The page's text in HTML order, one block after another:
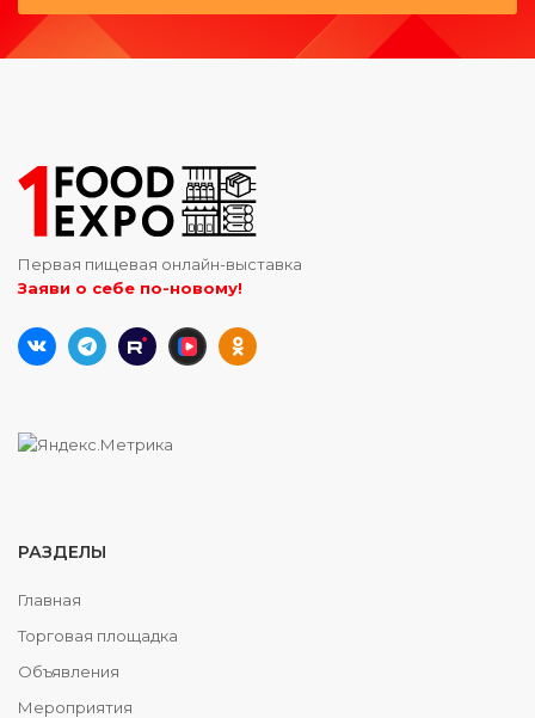
Первая пищевая онлайн-выставка
Заяви о себе по-новому!
РАЗДЕЛЫ
Главная
Торговая площадка
Объявления
Мероприятия